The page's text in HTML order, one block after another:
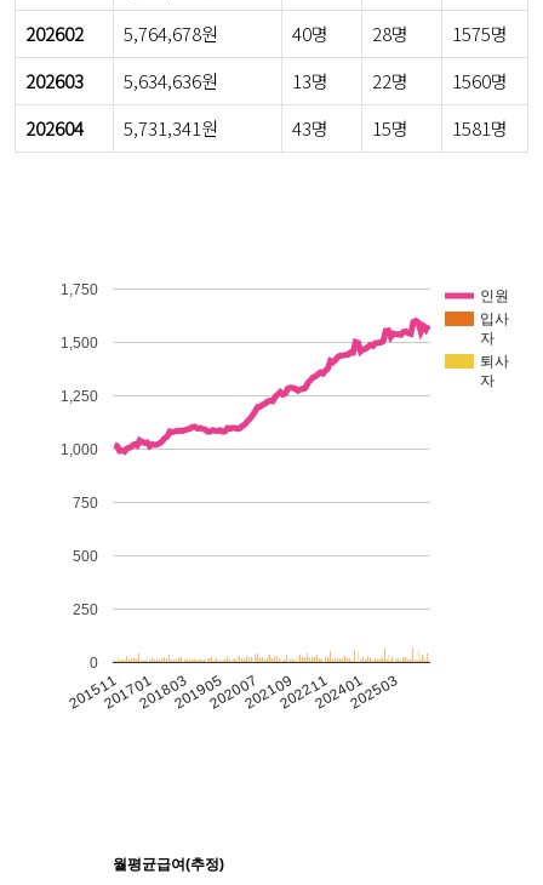
202602
5,764,678원 40명 28명
1575명
202603
5,634,636원 13명 22명
1560명
202604
5,731,341원 43명 15명 1581명
인원
입사
자
퇴사
자
201511201701201803201905202007202109202211202401202503
0
250
500
750
1,000
1,250
1,500
1,750
월평균급여(추정)